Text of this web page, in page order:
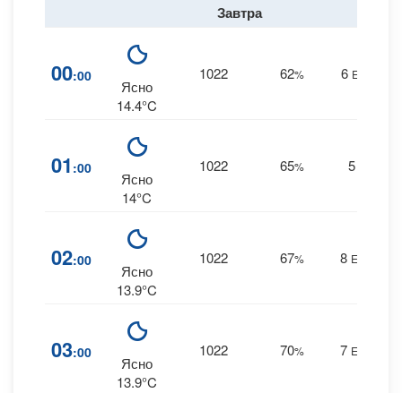
Завтра
00:00
Ясно
14.4°C
1022 62% 6 ESE
01 :00
Ясно
14°C
1022 65% 5
02:00
Ясно
13.9°C
1022 67% 8 ENE
03:00
Ясно
13.9°C
1022 70% 7 ENE